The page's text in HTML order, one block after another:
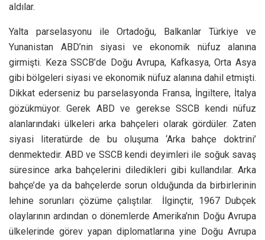
aldılar.
Yalta parselasyonu ile Ortadoğu, Balkanlar Türkiye ve
Yunanistan ABD’nin siyasi ve ekonomik nüfuz alanına
girmişti. Keza SSCB’de Doğu Avrupa, Kafkasya, Orta Asya
gibi bölgeleri siyasi ve ekonomik nüfuz alanına dahil etmişti.
Dikkat ederseniz bu parselasyonda Fransa, İngiltere, İtalya
gözükmüyor. Gerek ABD ve gerekse SSCB kendi nüfuz
alanlarındaki ülkeleri arka bahçeleri olarak gördüler. Zaten
siyasi literatürde de bu oluşuma ‘Arka bahçe doktrini’
denmektedir. ABD ve SSCB kendi deyimleri ile soğuk savaş
süresince arka bahçelerini diledikleri gibi kullandılar. Arka
bahçe’de ya da bahçelerde sorun olduğunda da birbirlerinin
lehine sorunları çözüme çalıştılar. İlginçtir, 1967 Dubçek
olaylarının ardından o dönemlerde Amerika’nın Doğu Avrupa
ülkelerinde görev yapan diplomatlarına yine Doğu Avrupa